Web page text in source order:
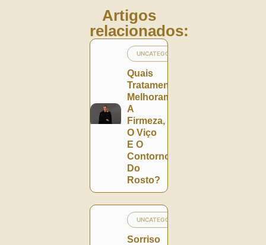
Artigos
relacionados:
UNCATEGORIZED
Quais
Tratamentos
Melhoram
A
Firmeza,
O Viço
E O
Contorno
Do
Rosto?
UNCATEGORIZED
Sorriso